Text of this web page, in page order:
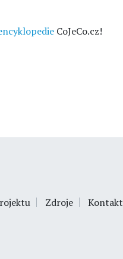
CoJeCo.cz!
Zdroje Kontakt